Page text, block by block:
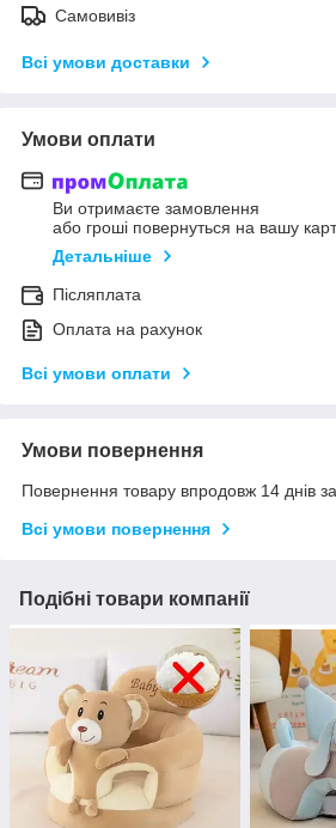
Самовивіз
Всі умови доставки
Умови оплати
Ви отримаєте замовлення
або гроші повернуться на вашу
Детальніше
Післяплата
Оплата на рахунок
Всі умови оплати
Умови повернення
Повернення товару впродовж 14 днів
Всі умови повернення
Подібні товари компанії